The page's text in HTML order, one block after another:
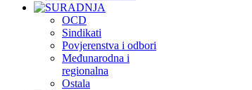
OCD
Sindikati
Povjerenstva i odbori
Međunarodna i
regionalna
Ostala